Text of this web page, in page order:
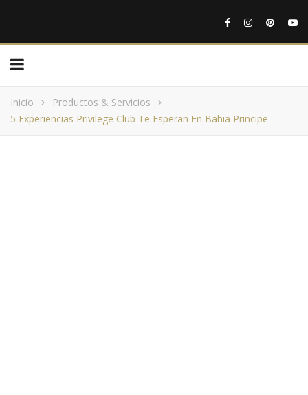
Inicio
Productos & Servicios
5 Experiencias Privilege Club Te Esperan En Bahia Principe